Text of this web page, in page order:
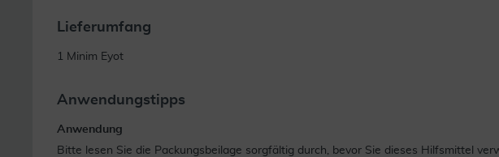
Lieferumfang
1 Minim Eyot
Anwendungstipps
Anwendung
Bitte lesen Sie die Packungsbeilage sorgfältig durch, bevor Sie dieses Hilfsmittel